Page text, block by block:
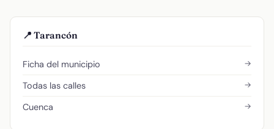
📍 Tarancón
Ficha del municipio →
Todas las calles →
Cuenca →